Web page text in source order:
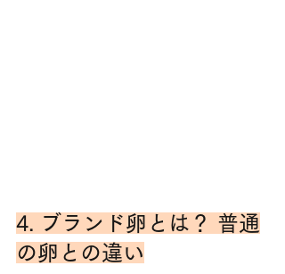
4. ブランド卵とは？ 普通
の卵との違い